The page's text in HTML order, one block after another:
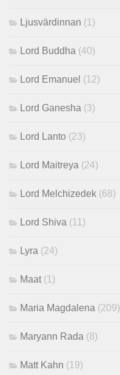
Ljusvärdinnan (1)
Lord Buddha (40)
Lord Emanuel (12)
Lord Ganesha (3)
Lord Lanto (23)
Lord Maitreya (24)
Lord Melchizedek (68)
Lord Shiva (11)
Lyra (24)
Maat(1)
Maria Magdalena (209)
Maryann Rada (8)
Matt Kahn (19)